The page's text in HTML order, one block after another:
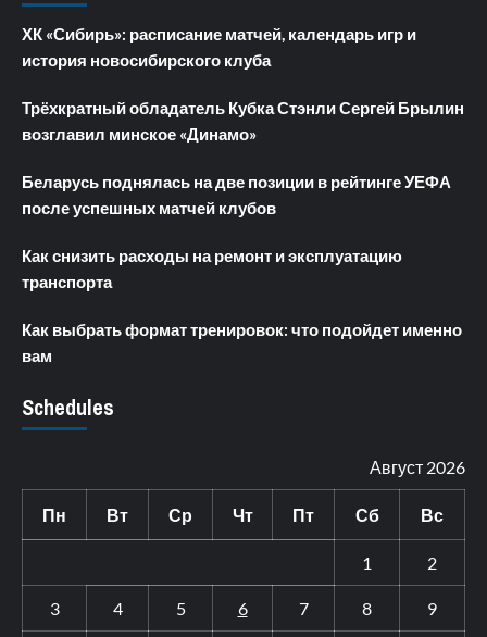
ХК «Сибирь»: расписание матчей, календарь игр и
история новосибирского клуба
Трёхкратный обладатель Кубка Стэнли Сергей Брылин
возглавил минское «Динамо»
Беларусь поднялась на две позиции в рейтинге УЕФА
после успешных матчей клубов
Как снизить расходы на ремонт и эксплуатацию
транспорта
Как выбрать формат тренировок: что подойдет именно
вам
Schedules
Август 2026
Пн Вт Ср Чт Пт Сб Вс
1 2
3 4 5 6 7 8 9